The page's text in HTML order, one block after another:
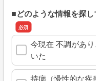
■どのような情報を探し
今現在 不調があ
いた
持病（慢性的な疾